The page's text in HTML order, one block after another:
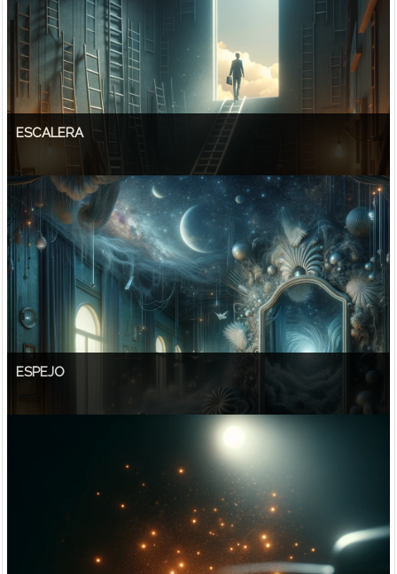
ESCALERA
ESPEJO